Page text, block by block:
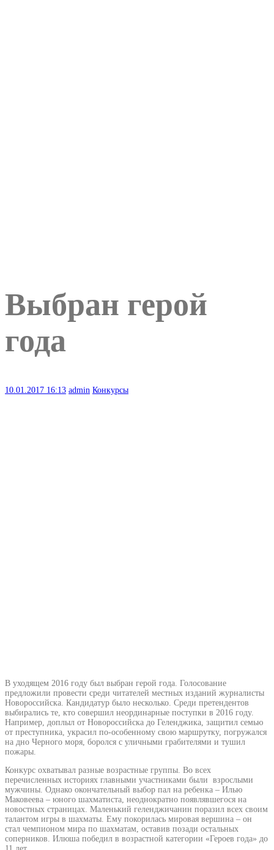
Выбран герой
года
10.01.2017 16:13 admin Конкурсы
В уходящем 2016 году был выбран герой года. Голосование
предложили провести среди читателей местных изданий журналисты
Новороссийска. Кандидатур было несколько. Среди претендентов
выбирались те, кто совершил неординарные поступки в 2016 году.
Например, доплыл от Новороссийска до Геленджика, защитил семью
от преступника, украсил по-особенному свою маршрутку, погружался
на дно Черного моря, боролся с уличными грабителями и тушил
пожары.
Конкурс охватывал разные возрастные группы. Во всех
перечисленных историях главными участниками были взрослыми
мужчины. Однако окончательный выбор пал на ребенка – Илью
Маковеева – юного шахматиста, неоднократно появлявшегося на
новостных страницах. Маленький геленджичанин поразил всех своим
талантом игры в шахматы. Ему покорилась мировая вершина – он
стал чемпионом мира по шахматам, оставив позади остальных
соперников. Илюша победил в возрастной категории «Героев года» до